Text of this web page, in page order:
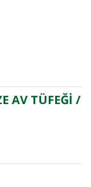
AV TÜFEĞİ /